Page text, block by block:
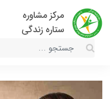
مرکز مشاوره
ستاره زندگی